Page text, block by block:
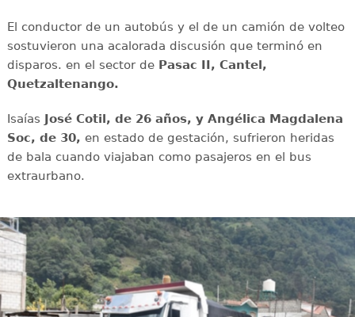
El conductor de un autobús y el de un camión de volteo
sostuvieron una acalorada discusión que terminó en
disparos. en el sector de Pasac II, Cantel,
Quetzaltenango.
Isaías
José Cotil, de 26 años, y Angélica Magdalena
Soc, de 30, en estado de gestación, sufrieron heridas
de bala cuando viajaban como pasajeros en el bus
extraurbano.